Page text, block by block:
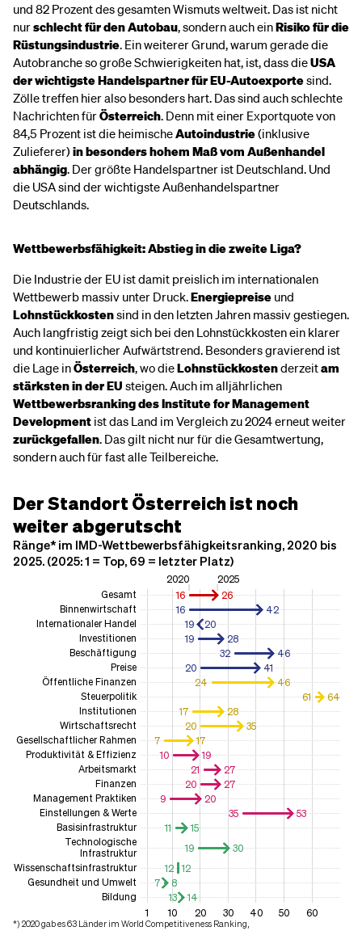
und 82 Prozent des gesamten Wismuts weltweit. Das ist nicht
nurschlecht für den Autobau, sondern auch einRisiko für die
Rüstungsindustrie. Ein weiterer Grund, warum gerade die
Autobranche so große Schwierigkeiten hat, ist, dass dieUSA
der wichtigste Handelspartner für EU-Autoexportesind.
Zölle treffen hier also besonders hart. Das sind auch schlechte
Nachrichten fürÖsterreich. Denn mit einer Exportquote von
84,5 Prozent ist die heimischeAutoindustrie(inklusive
Zulieferer) in besonders hohem Maß vom Außenhandel
abhängig. Der größte Handelspartner ist Deutschland. Und
die USA sind der wichtigste Außenhandelspartner
Deutschlands.
Wettbewerbsfähigkeit: Abstieg in die zweite Liga?
Die Industrie der EU ist damit preislich im internationalen
Wettbewerb massiv unter Druck.Energiepreise und
Lohnstückkostensind in den letzten Jahren massiv gestiegen.
Auch langfristig zeigt sich bei den Lohnstückkosten ein klarer
und kontinuierlicher Aufwärtstrend. Besonders gravierend ist
die Lage inÖsterreich, wo dieLohnstückkostenderzeitam
stärksten in der EU steigen. Auch im alljährlichen
Wettbewerbsranking des Institute for Management
Development ist das Land im Vergleich zu 2024 erneut weiter
zurückgefallen. Das gilt nicht nur für die Gesamtwertung,
sondern auch für fast alle Teilbereiche.